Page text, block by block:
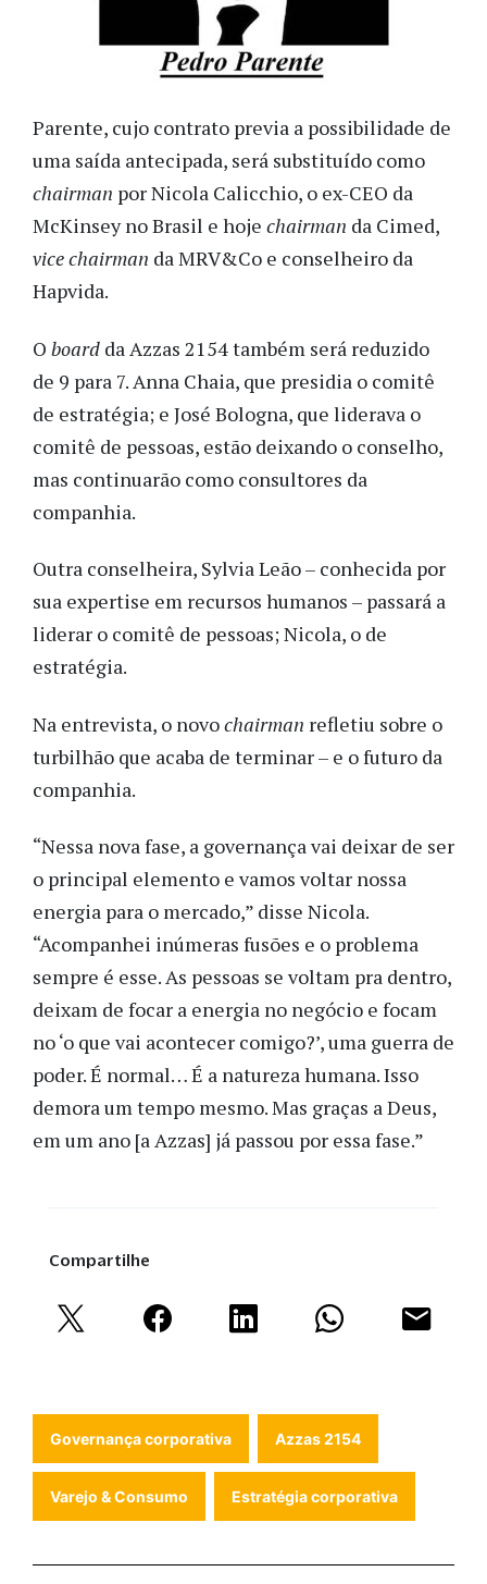
Parente, cujo contrato previa a possibilidade de
uma saída antecipada, será substituído como
chairman por Nicola Calicchio, o ex-CEO da
McKinsey no Brasil e hoje chairman da Cimed,
vice chairman da MRV&Co e conselheiro da
Hapvida.
O board da Azzas 2154 também será reduzido
de 9 para 7. Anna Chaia, que presidia o comitê
de estratégia; e José Bologna, que liderava o
comitê de pessoas, estão deixando o conselho,
mas continuarão como consultores da
companhia.
Outra conselheira, Sylvia Leão – conhecida por
sua expertise em recursos humanos – passará a
liderar o comitê de pessoas; Nicola, o de
estratégia.
Na entrevista, o novochairman refletiu sobre o
turbilhão que acaba de terminar – e o futuro da
companhia.
“Nessa nova fase, a governança vai deixar de ser
o principal elemento e vamos voltar nossa
energia para o mercado,” disse Nicola.
“Acompanhei inúmeras fusões e o problema
sempre é esse. As pessoas se voltam pra dentro,
deixam de focar a energia no negócio e focam
no ‘o que vai acontecer comigo?’, uma guerra de
poder. É normal… É a natureza humana. Isso
demora um tempo mesmo. Mas graças a Deus,
em um ano [a Azzas] já passou por essa fase.”
Compartilhe
Governança corporativa Azzas 2154
Varejo & Consumo Estratégia corporativa